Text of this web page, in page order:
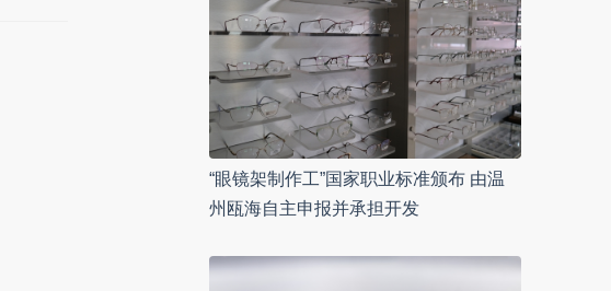
“眼镜架制作工”国家职业标准颁布 由温
州瓯海自主申报并承担开发